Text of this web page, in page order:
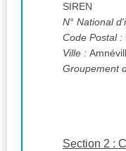
SIREN
N° National
Code Postal :
Ville :
Groupement
Section 2 :